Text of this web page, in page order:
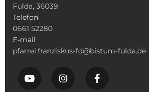
Fulda, 36039
Telefon
0661 52280
E-mail
pfarrei.franziskus-fd@bistum-fulda.de